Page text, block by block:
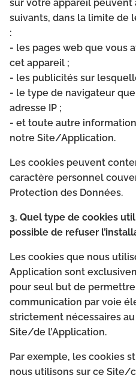
sur votre appareil
suivants, dans la limite de
:
- les pages web que vous
cet appareil ;
- les publicités sur
- le type de navigateur
adresse IP ;
- et toute autre
notre Site/Application.
Les cookies peuvent
caractère personnel
Protection des Données.
3. Quel type de cookies
possible de refuser
Les cookies que nous
Application sont
pour seul but de
communication par voie
strictement nécessaires
Site/de l’Application.
Par exemple, les cookies
nous utilisons sur ce